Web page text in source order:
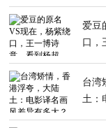
爱豆
口，
台湾
土：